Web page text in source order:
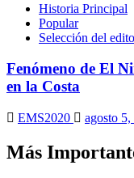
Historia Principal
Popular
Selección del
Fenómeno de El
en la Costa
EMS2020 agosto
Más